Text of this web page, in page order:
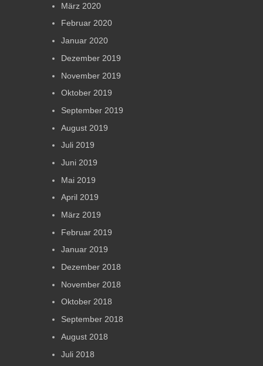
März 2020
Februar 2020
Januar 2020
Dezember 2019
November 2019
Oktober 2019
September 2019
August 2019
Juli 2019
Juni 2019
Mai 2019
April 2019
März 2019
Februar 2019
Januar 2019
Dezember 2018
November 2018
Oktober 2018
September 2018
August 2018
Juli 2018